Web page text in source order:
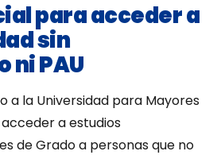
para acceder a
sin
ni PAU
a la Universidad para Mayores
a estudios
de Grado a personas que no